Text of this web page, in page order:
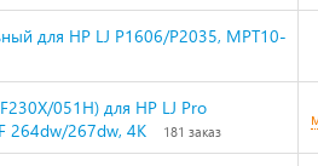
для HP LJ Р1606/Р2035, MPT10-
051H) для HP LJ Pro
264dw/267dw, 4K
181 заказ